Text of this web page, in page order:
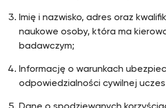
Imię i nazwisko, adres oraz
naukowe osoby, która ma
badawczym;
Informację o warunkach
odpowiedzialności cywilnej